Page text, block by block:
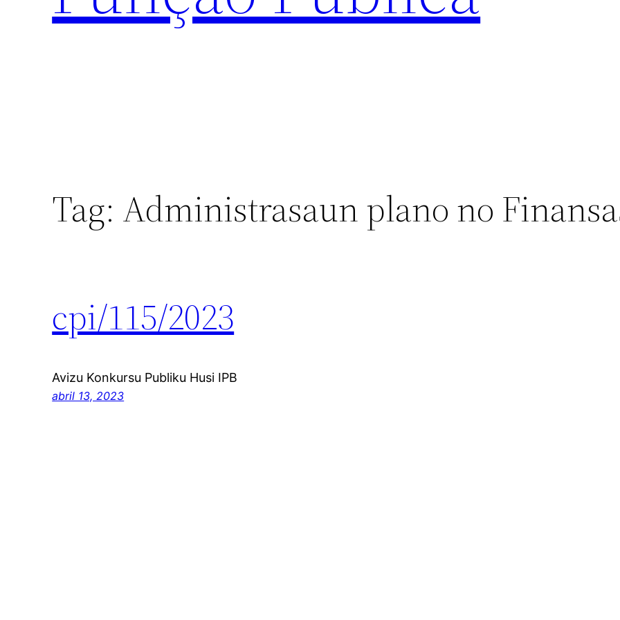
Tag: Administrasaun plano no
cpi/115/2023
Avizu Konkursu Publiku Husi IPB
abril 13, 2023